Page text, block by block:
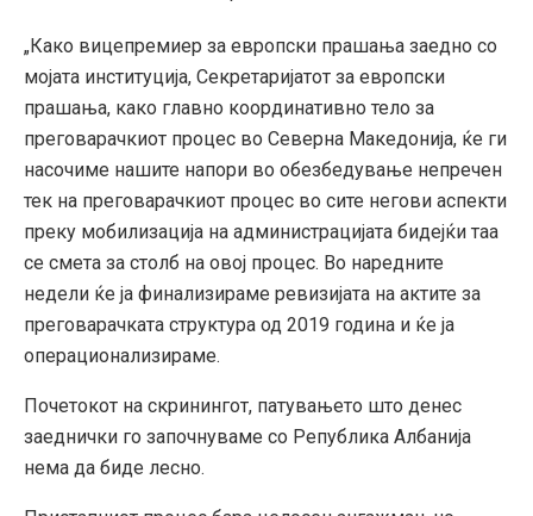
„Како вицепремиер за европски прашања заедно со
мојата институција, Секретаријатот за европски
прашања, како главно координативно тело за
преговарачкиот процес во Северна Македонија, ќе ги
насочиме нашите напори во обезбедување непречен
тек на преговарачкиот процес во сите негови аспекти
преку мобилизација на администрацијата бидејќи таа
се смета за столб на овој процес. Во наредните
недели ќе ја финализираме ревизијата на актите за
преговарачката структура од 2019 година и ќе ја
операционализираме.
Почетокот на скринингот, патувањето што денес
заеднички го започнуваме со Република Албанија
нема да биде лесно.